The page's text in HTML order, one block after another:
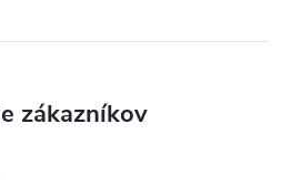
zákazníkov